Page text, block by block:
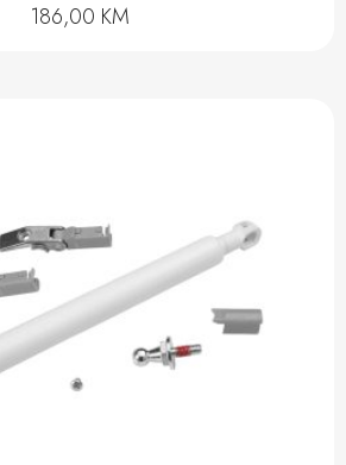
186,00 KM